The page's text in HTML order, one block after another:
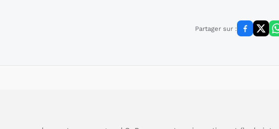
Partager sur :